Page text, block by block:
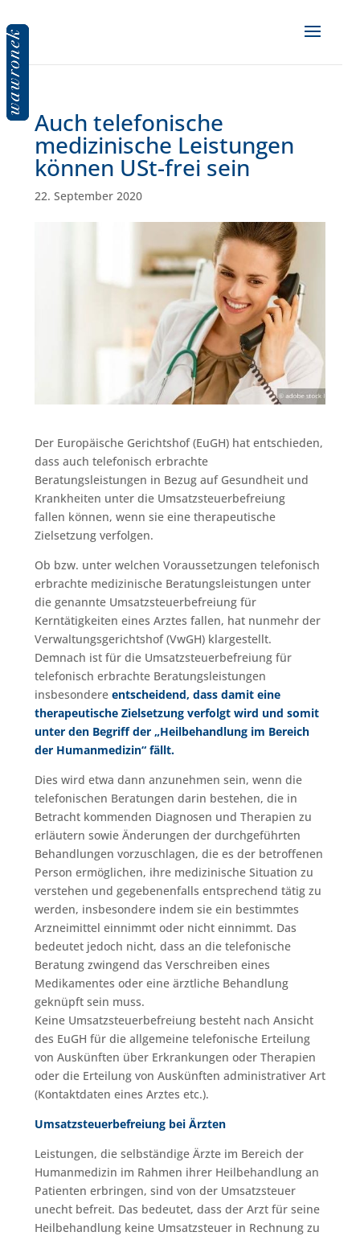
Auch telefonische
medizinische Leistungen
können USt-frei sein
22. September 2020
Der Europäische Gerichtshof (EuGH) hat entschieden,
dass auch telefonisch erbrachte
Beratungsleistungen in Bezug auf Gesundheit und
Krankheiten unter die Umsatzsteuerbefreiung
fallen können, wenn sie eine therapeutische
Zielsetzung verfolgen.
Ob bzw. unter welchen Voraussetzungen telefonisch
erbrachte medizinische Beratungsleistungen unter
die genannte Umsatzsteuerbefreiung für
Kerntätigkeiten eines Arztes fallen, hat nunmehr der
Verwaltungsgerichtshof (VwGH) klargestellt.
Demnach ist für die Umsatzsteuerbefreiung für
telefonisch erbrachte Beratungsleistungen
insbesondere entscheidend, dass damit eine
therapeutische Zielsetzung verfolgt wird und somit
unter den Begriff der „Heilbehandlung im Bereich
der Humanmedizin“ fällt.
Dies wird etwa dann anzunehmen sein, wenn die
telefonischen Beratungen darin bestehen, die in
Betracht kommenden Diagnosen und Therapien zu
erläutern sowie Änderungen der durchgeführten
Behandlungen vorzuschlagen, die es der betroffenen
Person ermöglichen, ihre medizinische Situation zu
verstehen und gegebenenfalls entsprechend tätig zu
werden, insbesondere indem sie ein bestimmtes
Arzneimittel einnimmt oder nicht einnimmt. Das
bedeutet jedoch nicht, dass an die telefonische
Beratung zwingend das Verschreiben eines
Medikamentes oder eine ärztliche Behandlung
geknüpft sein muss.
Keine Umsatzsteuerbefreiung besteht nach Ansicht
des EuGH für die allgemeine telefonische Erteilung
von Auskünften über Erkrankungen oder Therapien
oder die Erteilung von Auskünften administrativer Art
(Kontaktdaten eines Arztes etc.).
Umsatzsteuerbefreiung bei Ärzten
Leistungen, die selbständige Ärzte im Bereich der
Humanmedizin im Rahmen ihrer Heilbehandlung an
Patienten erbringen, sind von der Umsatzsteuer
unecht befreit. Das bedeutet, dass der Arzt für seine
Heilbehandlung keine Umsatzsteuer in Rechnung zu